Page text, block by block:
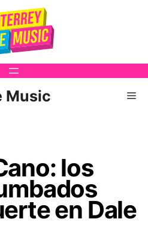
Music
los
en Dale